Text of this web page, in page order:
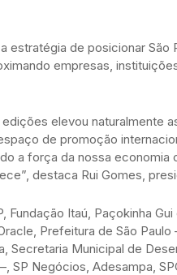
de posicionar São
empresas,
elevou naturalmente
de promoção
a força da nossa economia
destaca Rui Gomes,
Itaú, Paçokinha Gui
Prefeitura de São
Secretaria Municipal de
SP Negócios, Adesampa,